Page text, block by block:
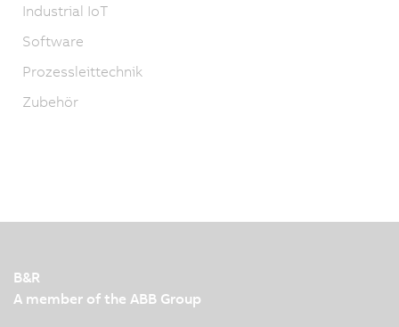
Industrial IoT
Software
Prozessleittechnik
Zubehör
B&R
A member of the ABB Group